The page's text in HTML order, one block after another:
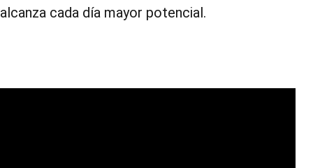
alcanza cada día mayor potencial.